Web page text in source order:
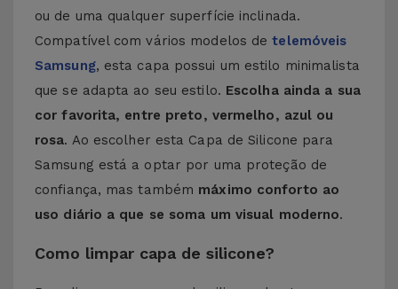
ou de uma qualquer superfície inclinada.
Compatível com vários modelos detelemóveis
Samsung, esta capa possui um estilo minimalista
que se adapta ao seu estilo. Escolha ainda a sua
cor favorita, entre preto, vermelho, azul ou
rosa. Ao escolher esta Capa de Silicone para
Samsung está a optar por uma proteção de
confiança, mas também máximo conforto ao
uso diário a que se soma um visual moderno.
Como limpar capa de silicone?